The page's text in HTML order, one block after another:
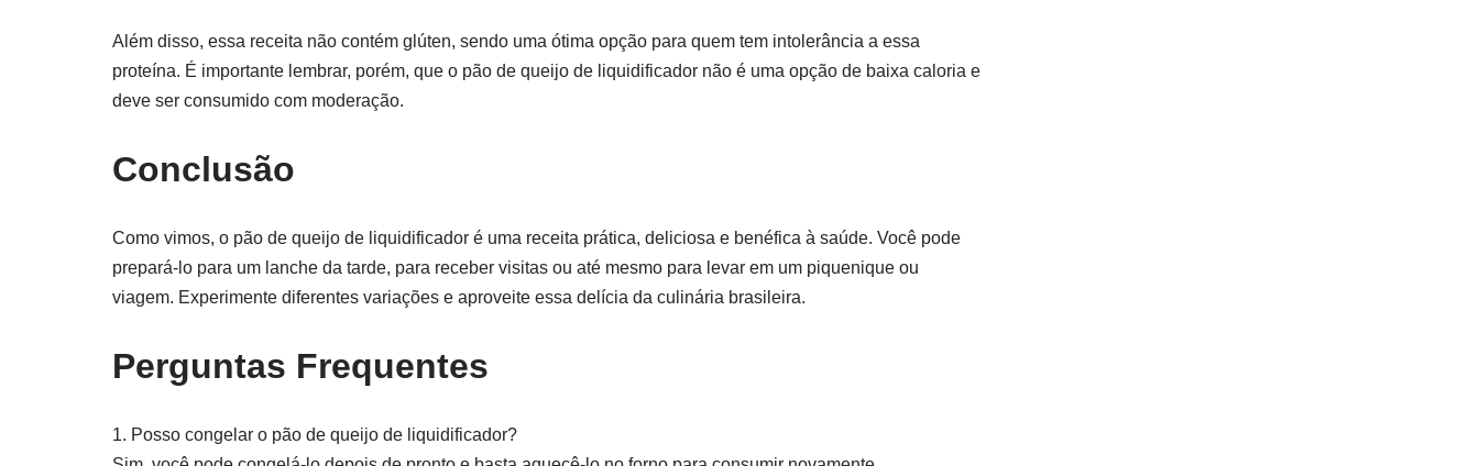
Além disso, essa receita não contém glúten, sendo uma ótima opção para quem tem intolerância a essa
proteína. É importante lembrar, porém, que o pão de queijo de liquidificador não é uma opção de baixa caloria e
deve ser consumido com moderação.
Conclusão
Como vimos, o pão de queijo de liquidificador é uma receita prática, deliciosa e benéfica à saúde. Você pode
prepará-lo para um lanche da tarde, para receber visitas ou até mesmo para levar em um piquenique ou
viagem. Experimente diferentes variações e aproveite essa delícia da culinária brasileira.
Perguntas Frequentes
1. Posso congelar o pão de queijo de liquidificador?